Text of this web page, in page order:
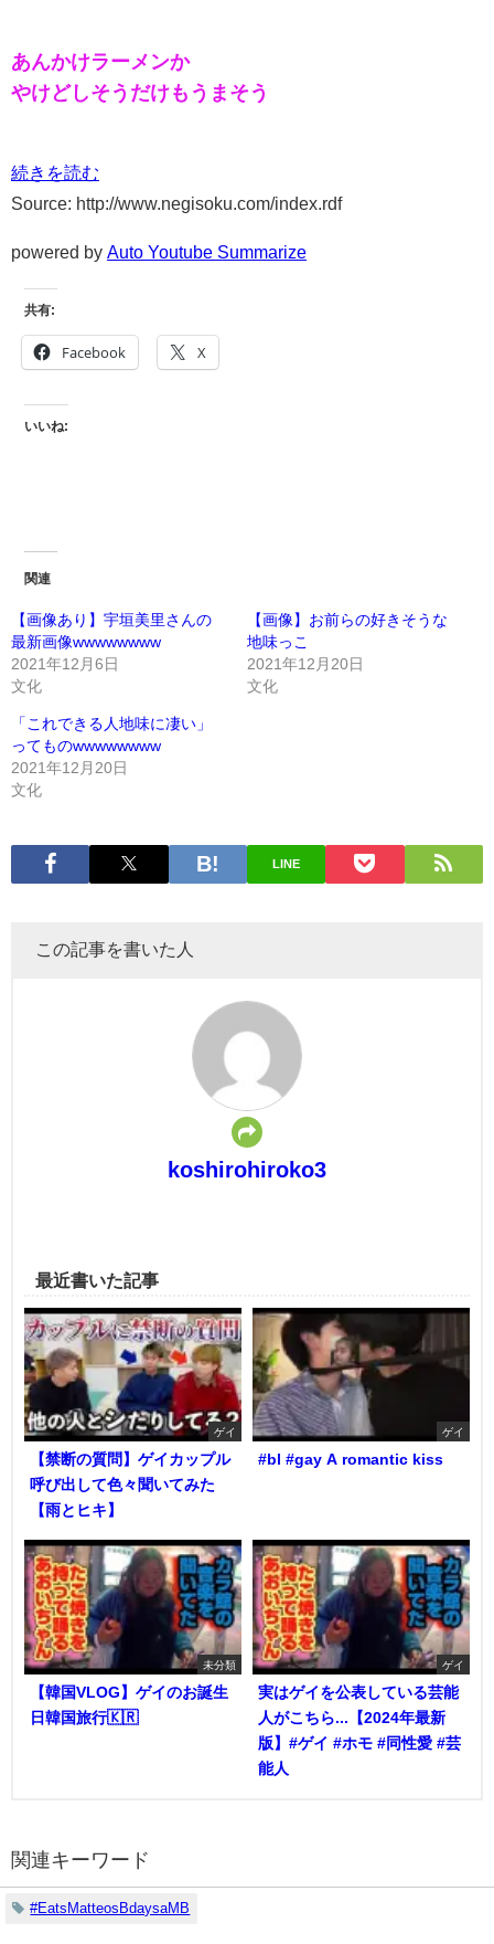
あんかけラーメンか
やけどしそうだけもうまそう
続きを読む
Source: http://www.negisoku.com/index.rdf
powered by Auto Youtube Summarize
共有:
Facebook X
いいね:
関連
【画像あり】宇垣美里さんの
最新画像wwwwwwww
2021年12月6日
文化
【画像】お前らの好きそうな
地味っこ
2021年12月20日
文化
「これできる人地味に凄い」
ってものwwwwwwww
2021年12月20日
文化
LINE
この記事を書いた人
koshirohiroko3
最近書いた記事
ゲイ
【禁断の質問】ゲイカップル
呼び出して色々聞いてみた
【雨とヒキ】
ゲイ
#bl #gay A romantic kiss
未分類
【韓国VLOG】ゲイのお誕生
日韓国旅行🇰🇷
ゲイ
実はゲイを公表している芸能
人がこちら...【2024年最新
版】#ゲイ #ホモ #同性愛 #芸
能人
関連キーワード
#EatsMatteosBdaysaMB